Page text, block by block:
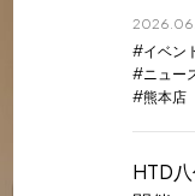
イベン
ニュー
熊本店
HTD